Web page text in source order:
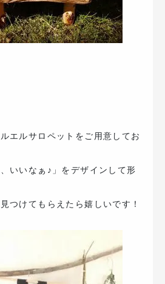
エルサロペットをご用意してお
いいなぁ♪」をデザインして形
つけてもらえたら嬉しいです！